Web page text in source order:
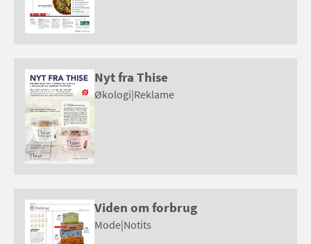
Nyt fra Thise
Økologi|Reklame
Viden om forbrug
Mode|Notits